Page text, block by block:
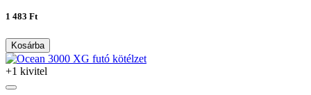
1 483 Ft
Kosárba
+1 kivitel